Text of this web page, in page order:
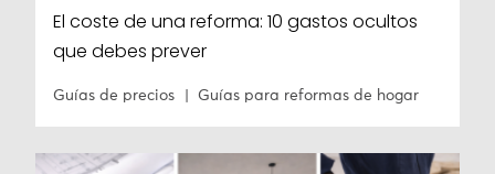
El coste de una reforma: 10 gastos ocultos
que debes prever
Guías de precios Guías para reformas de hogar